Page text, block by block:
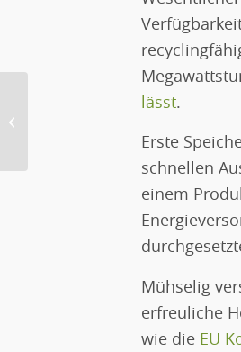
lässt.
Erste
schnellen
einem
Mühselig
erfreuliche
wie die EU
Die Umstellung der weltweiten
Erneuerbare Energien...